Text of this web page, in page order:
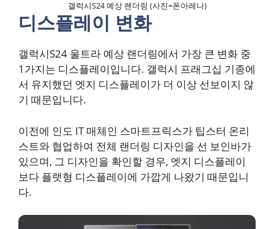
갤럭시S24 예상 렌더링 (사진=폰아레나)
디스플레이 변화
갤럭시S24 울트라 예상 랜더링에서 가장 큰 변화 중
1가지는 디스플레이입니다. 갤럭시 프래그십 기종에
서 유지했던 엣지 디스플레이가 더 이상 선보이지 않
기 때문입니다.
이전에 인도 IT 매체인 스마트프릭스가 팁스터 온리
스트와 협업하여 전체 랜더링 디자인을 선 보인바가
있으며, 그 디자인을 확인할 경우, 엣지 디스플레이
보다 플랫형 디스플레이에 가깝게 나왔기 때문입니
다.